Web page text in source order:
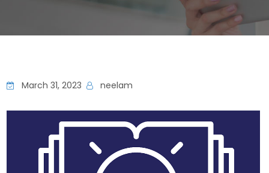
March 31, 2023 neelam